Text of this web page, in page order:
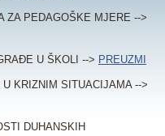
ZA PEDAGOŠKE MJERE -->
U ŠKOLI --> PREUZMI
KRIZNIM SITUACIJAMA -->
DUHANSKIH